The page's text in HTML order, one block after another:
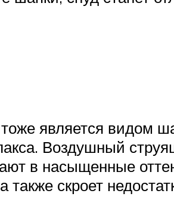
является видом
Воздушный
в насыщенные
скроет